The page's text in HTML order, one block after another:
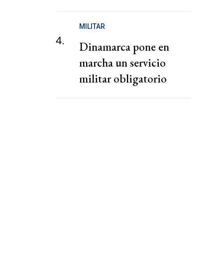
4.
MILITAR
Dinamarca pone en
marcha un servicio
militar obligatorio